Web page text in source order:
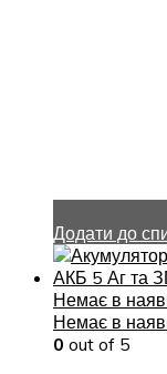
Додати до
Немає в
Немає в
0 out of 5